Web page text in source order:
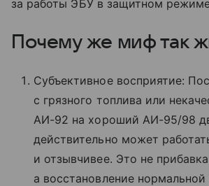
за работы ЭБУ в защитном
Почему же миф так
Субъективное восприятие:
с грязного топлива или
АИ-92 на хороший АИ-95/98
действительно может
и отзывчивее. Это не
а восстановление